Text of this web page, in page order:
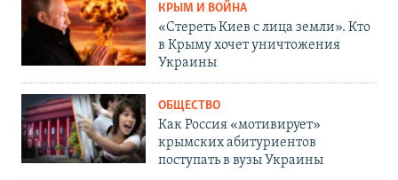
КРЫМ И ВОЙНА
«Стереть Киев с лица земли». Кто
в Крыму хочет уничтожения
Украины
ОБЩЕСТВО
Как Россия «мотивирует»
крымских абитуриентов
поступать в вузы Украины